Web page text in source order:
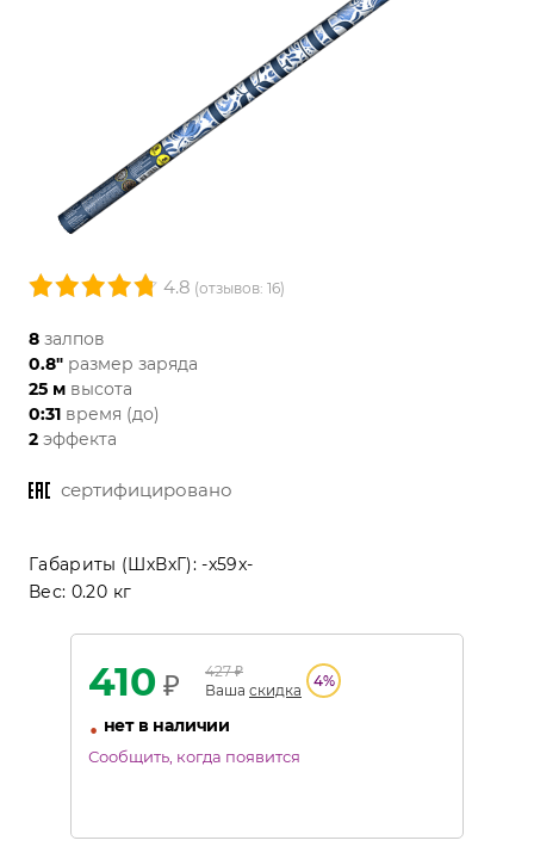
4.8 (отзывов: 16)
8 залпов
0.8" размер заряда
25 м высота
0:31 время (до)
2 эффекта
сертифицировано
Габариты (ШхВхГ):-x59x-
Вес: 0.20 кг
410 ₽ 427₽
Ваша скидка
4%
• нет в наличии
Сообщить, когда появится